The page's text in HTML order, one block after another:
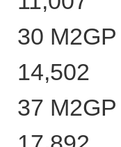
30
14,502
37